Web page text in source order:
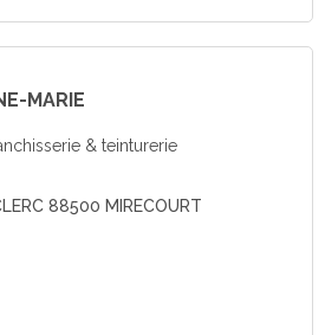
MARIE
& teinturerie
88500 MIRECOURT